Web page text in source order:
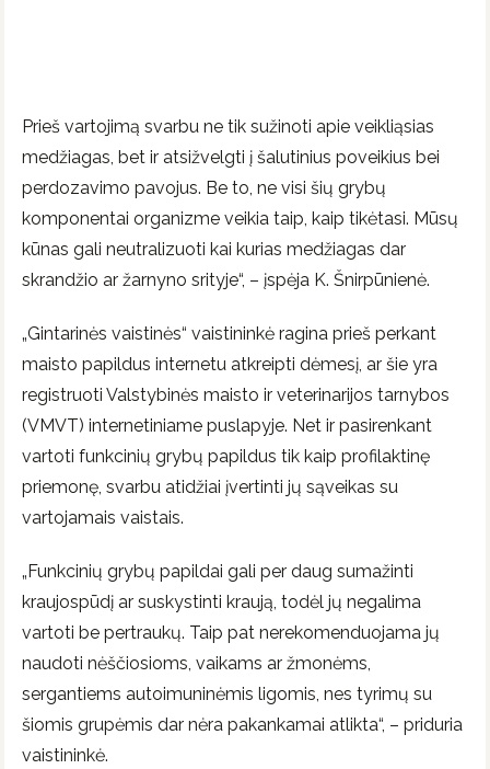
Prieš vartojimą svarbu ne tik sužinoti apie veikliąsias
medžiagas, bet ir atsižvelgti į šalutinius poveikius bei
perdozavimo pavojus. Be to, ne visi šių grybų
komponentai organizme veikia taip, kaip tikėtasi. Mūsų
kūnas gali neutralizuoti kai kurias medžiagas dar
skrandžio ar žarnyno srityje“, – įspėja K. Šnirpūnienė.
„Gintarinės vaistinės“ vaistininkė ragina prieš perkant
maisto papildus internetu atkreipti dėmesį, ar šie yra
registruoti Valstybinės maisto ir veterinarijos tarnybos
(VMVT) internetiniame puslapyje. Net ir pasirenkant
vartoti funkcinių grybų papildus tik kaip profilaktinę
priemonę, svarbu atidžiai įvertinti jų sąveikas su
vartojamais vaistais.
„Funkcinių grybų papildai gali per daug sumažinti
kraujospūdį ar suskystinti kraują, todėl jų negalima
vartoti be pertraukų. Taip pat nerekomenduojama jų
naudoti nėščiosioms, vaikams ar žmonėms,
sergantiems autoimuninėmis ligomis, nes tyrimų su
šiomis grupėmis dar nėra pakankamai atlikta“, – priduria
vaistininkė.